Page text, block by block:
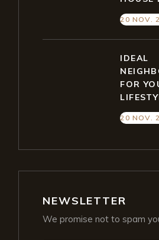
20 NOV.
IDEAL
FOR
20 NOV.
NEWSLETTER
We promise not to spam